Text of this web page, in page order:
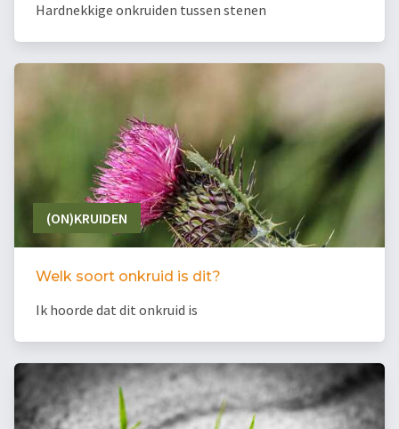
Hardnekkige onkruiden tussen stenen
(ON)KRUIDEN
Welk soort onkruid is dit?
Ik hoorde dat dit onkruid is